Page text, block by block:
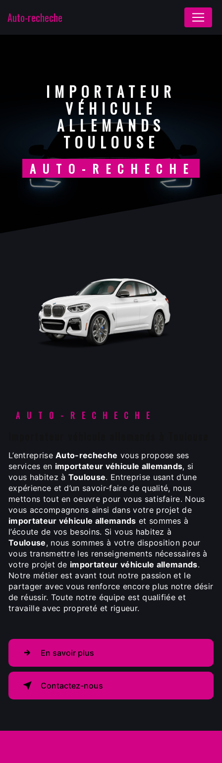
Auto-recheche
IMPORTATEUR
VÉHICULE
ALLEMANDS
TOULOUSE
AUTO-RECHECHE
AUTO-RECHECHE
L’entrepriseAuto-recheche vous propose ses
services en importateur véhicule allemands, si
vous habitez à Toulouse. Entreprise usant d’une
expérience et d’un savoir-faire de qualité, nous
mettons tout en oeuvre pour vous satisfaire. Nous
vous accompagnons ainsi dans votre projet de
importateur véhicule allemands et sommes à
l’écoute de vos besoins. Si vous habitez à
Toulouse, nous sommes à votre disposition pour
vous transmettre les renseignements nécessaires à
votre projet de importateur véhicule allemands.
Notre métier est avant tout notre passion et le
partager avec vous renforce encore plus notre désir
de réussir. Toute notre équipe est qualifiée et
travaille avec propreté et rigueur.
En savoir plus
Contactez-nous